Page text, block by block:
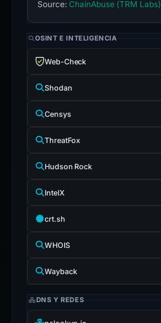
Source: ChainAbuse (TRM Labs)
OSINT E INTELIGENCIA
Web-Check
Shodan
Censys
ThreatFox
Hudson Rock
IntelX
crt.sh
WHOIS
Wayback
DNS Y REDES